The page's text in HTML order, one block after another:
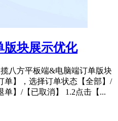
块展示优化
八方平板端&电脑端订单版块
单】，选择订单状态【全部】/
单】/【已取消】 1.2点击【...